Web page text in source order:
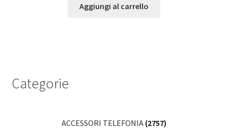
Aggiungi al carrello
Categorie
ACCESSORI TELEFONIA (2757)